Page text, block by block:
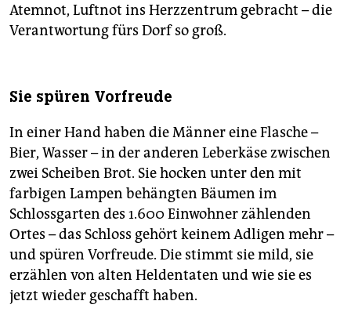
Atemnot, Luftnot ins Herzzentrum gebracht – die
Verantwortung fürs Dorf so groß.
Sie spüren Vorfreude
In einer Hand haben die Männer eine Flasche –
Bier, Wasser – in der anderen Leberkäse zwischen
zwei Scheiben Brot. Sie hocken unter den mit
farbigen Lampen behängten Bäumen im
Schlossgarten des 1.600 Einwohner zählenden
Ortes – das Schloss gehört keinem Adligen mehr –
und spüren Vorfreude. Die stimmt sie mild, sie
erzählen von alten Heldentaten und wie sie es
jetzt wieder geschafft haben.